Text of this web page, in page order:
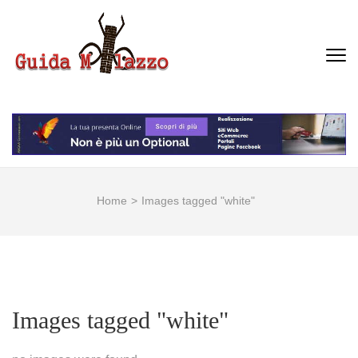
(premi
GUIDA MILAZZO
Home > Images tagged "white"
Images tagged "white"